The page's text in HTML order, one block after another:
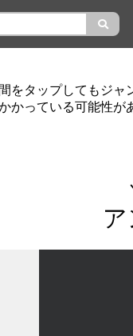
をタップしてもジャ
かっている可能性が